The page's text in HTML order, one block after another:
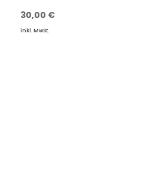
30,00 €
inkl. MwSt.